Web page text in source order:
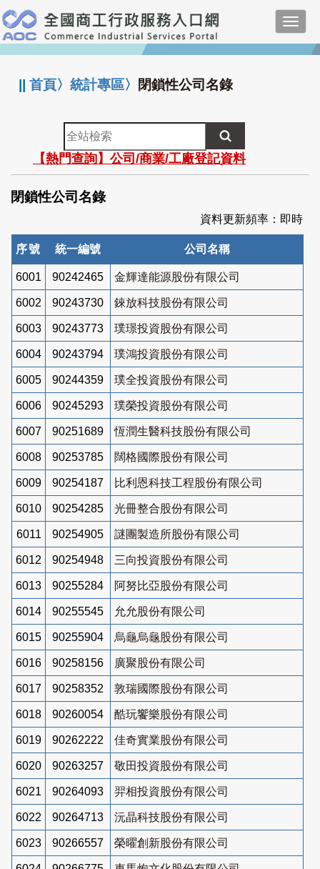
跳
到
主
要
:::
||首頁〉統計專區〉 閉鎖性公司名錄
全
站
檢
索
【熱門查詢】公司/商業/工廠登記資料
閉鎖性公司名錄
資料更新頻率：即時
序號 統一編號 公司名稱
6001 90242465 金輝達能源股份有限公司
6002 90243730 錸放科技股份有限公司
6003 90243773 璞璟投資股份有限公司
6004 90243794 璞鴻投資股份有限公司
6005 90244359 璞全投資股份有限公司
6006 90245293 璞榮投資股份有限公司
6007 90251689 恆潤生醫科技股份有限公司
6008 90253785 闊格國際股份有限公司
6009 90254187 比利恩科技工程股份有限公司
6010 90254285 光冊整合股份有限公司
6011 90254905 謎團製造所股份有限公司
6012 90254948 三向投資股份有限公司
6013 90255284 阿努比亞股份有限公司
6014 90255545 允允股份有限公司
6015 90255904 烏龜烏龜股份有限公司
6016 90258156 廣聚股份有限公司
6017 90258352 敦瑞國際股份有限公司
6018 90260054 酷玩饗樂股份有限公司
6019 90262222 佳奇實業股份有限公司
6020 90263257 敬田投資股份有限公司
6021 90264093 羿相投資股份有限公司
6022 90264713 沅晶科技股份有限公司
6023 90266557 榮曜創新股份有限公司